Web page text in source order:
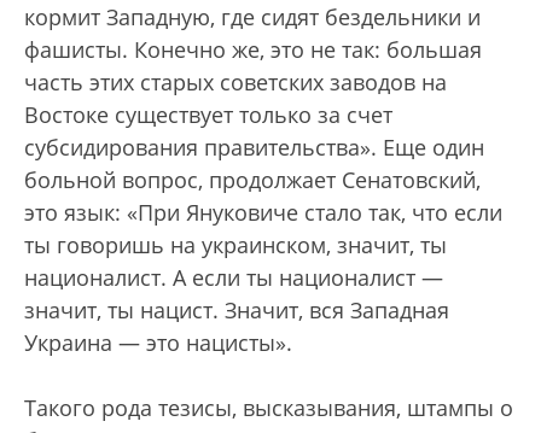
кормит Западную, где сидят бездельники и
фашисты. Конечно же, это не так: большая
часть этих старых советских заводов на
Востоке существует только за счет
субсидирования правительства». Еще один
больной вопрос, продолжает Сенатовский,
это язык: «При Януковиче стало так, что если
ты говоришь на украинском, значит, ты
националист. А если ты националист —
значит, ты нацист. Значит, вся Западная
Украина — это нацисты».
Такого рода тезисы, высказывания, штампы о